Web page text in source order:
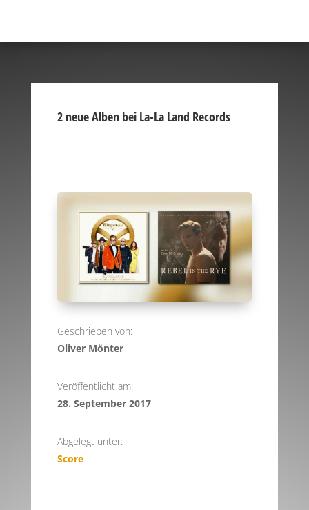
2 neue Alben bei La-La Land Records
Geschrieben von:
Oliver Mönter
Veröffentlicht am:
28. September 2017
Abgelegt unter:
Score